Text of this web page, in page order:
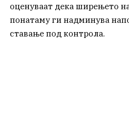
оценуваат дека ширењето
понатаму ги надминува
ставање под контрола.